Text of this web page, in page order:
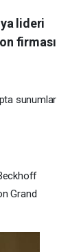
lideri
firması
sunumlar
Grand